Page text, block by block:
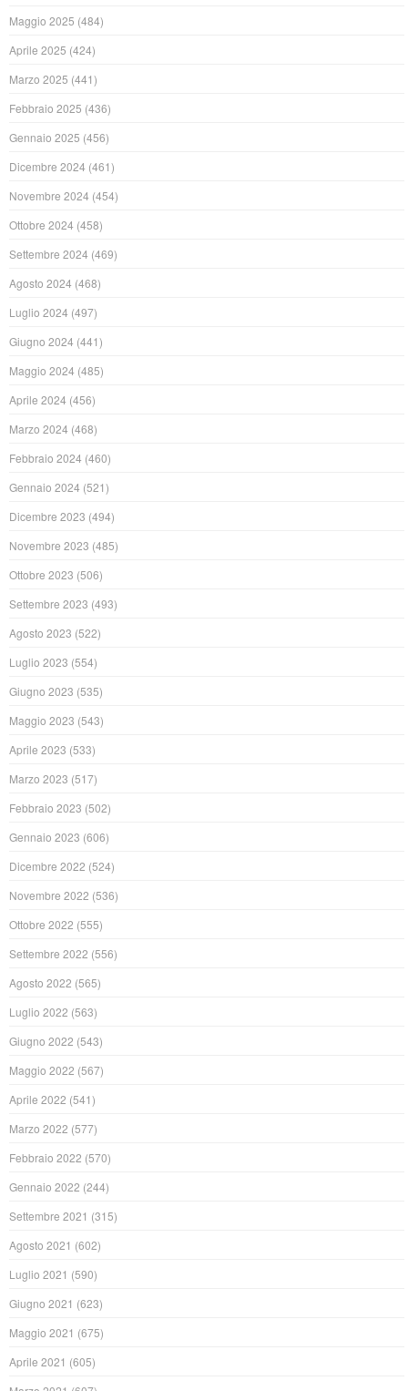
Maggio 2025 (484)
Aprile 2025 (424)
Marzo 2025 (441)
Febbraio 2025 (436)
Gennaio 2025 (456)
Dicembre 2024 (461)
Novembre 2024 (454)
Ottobre 2024 (458)
Settembre 2024 (469)
Agosto 2024 (468)
Luglio 2024 (497)
Giugno 2024 (441)
Maggio 2024 (485)
Aprile 2024 (456)
Marzo 2024 (468)
Febbraio 2024 (460)
Gennaio 2024 (521)
Dicembre 2023 (494)
Novembre 2023 (485)
Ottobre 2023 (506)
Settembre 2023 (493)
Agosto 2023 (522)
Luglio 2023 (554)
Giugno 2023 (535)
Maggio 2023 (543)
Aprile 2023 (533)
Marzo 2023 (517)
Febbraio 2023 (502)
Gennaio 2023 (606)
Dicembre 2022 (524)
Novembre 2022 (536)
Ottobre 2022 (555)
Settembre 2022 (556)
Agosto 2022 (565)
Luglio 2022 (563)
Giugno 2022 (543)
Maggio 2022 (567)
Aprile 2022 (541)
Marzo 2022 (577)
Febbraio 2022 (570)
Gennaio 2022 (244)
Settembre 2021 (315)
Agosto 2021 (602)
Luglio 2021 (590)
Giugno 2021 (623)
Maggio 2021 (675)
Aprile 2021 (605)